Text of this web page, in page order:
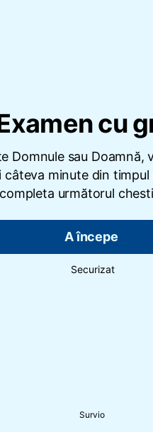
cu
Domnule sau Doamnă,
câteva minute din timpul
completa următorul
A începe
Securizat
Survio